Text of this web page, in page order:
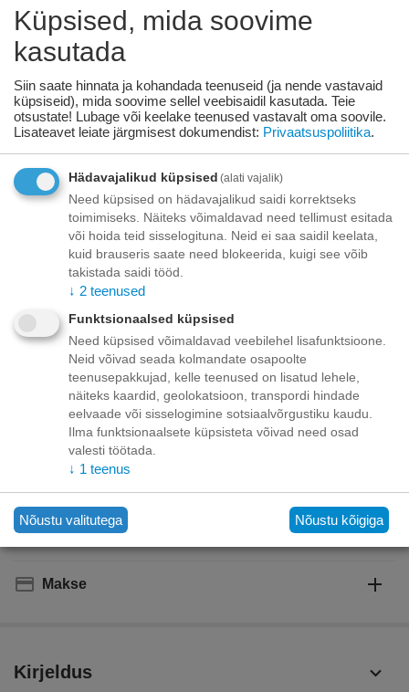
B811/B
Plastmassist 2gb konks-pintsetid
erksade eemaldamiseks
€101
saadaval:
09/08/2026
+
Lisage sooviloendisse Esita küsimus
Kohaletoimetamine
Tasuta kohaletoimetamine teie ukse taha tellimustele üle
70.00 euro!
Saatmiskulud kuni 69,99 eurot:
Venipaki kullerteenus – 10.00 EUR
Unisend pakiautomaat - 3,50 eurot
Omniva pakiautomaat - 5,00 eurot
Makse
Kirjeldus
Küpsised, mida soovime
kasutada
Siin saate hinnata ja kohandada teenuseid (ja nende vastavaid
küpsiseid), mida soovime sellel veebisaidil kasutada. Teie
otsustate! Lubage või keelake teenused vastavalt oma soovile.
Lisateavet leiate järgmisest dokumendist: Privaatsuspoliitika.
Hädavajalikud küpsised (alati vajalik)
Need küpsised on hädavajalikud saidi korrektseks
toimimiseks. Näiteks võimaldavad need tellimust esitada
või hoida teid sisselogituna. Neid ei saa saidil keelata,
kuid brauseris saate need blokeerida, kuigi see võib
takistada saidi tööd.
↓ 2 teenused
Funktsionaalsed küpsised
Need küpsised võimaldavad veebilehel lisafunktsioone.
Neid võivad seada kolmandate osapoolte
teenusepakkujad, kelle teenused on lisatud lehele,
näiteks kaardid, geolokatsioon, transpordi hindade
eelvaade või sisselogimine sotsiaalvõrgustiku kaudu.
Ilma funktsionaalsete küpsisteta võivad need osad
valesti töötada.
↓ 1 teenus
Nõustu valitutega Nõustu kõigiga